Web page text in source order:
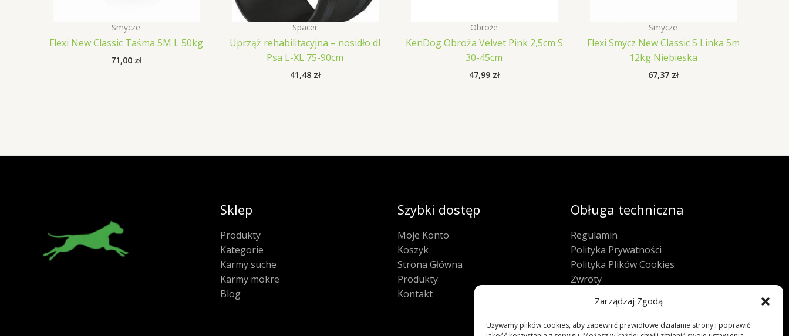
Zarządzaj Zgodą
Używamy plików cookies, aby zapewnić prawidłowe działanie strony i poprawić
Smycze
Flexi New Classic Taśma 5M L 50kg
71,00 zł
Spacer
Uprząż rehabilitacyjna – nosidło dl
Psa L-XL 75-90cm
41,48 zł
Obroże
KenDog Obroża Velvet Pink 2,5cm S
30-45cm
47,99 zł
Smycze
Flexi Smycz New Classic S Linka 5m
12kg Niebieska
67,37 zł
Sklep
Produkty
Kategorie
Karmy suche
Karmy mokre
Blog
Szybki dostęp
Moje Konto
Koszyk
Strona Główna
Produkty
Kontakt
Obługa techniczna
Regulamin
Polityka Prywatności
Polityka Plików Cookies
Zwroty